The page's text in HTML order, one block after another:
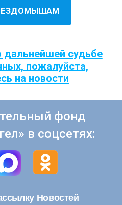
дальнейшей судьбе
пожалуйста,
на новости
фонд
в соцсетях:
Новостей